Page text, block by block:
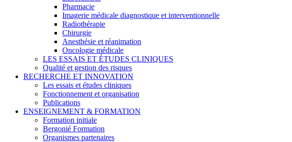
Pharmacie
Imagerie médicale diagnostique et interventionnelle
Radiothérapie
Chirurgie
Anesthésie et réanimation
Oncologie médicale
LES ESSAIS ET ÉTUDES CLINIQUES
Qualité et gestion des risques
RECHERCHE ET INNOVATION
Les essais et études cliniques
Fonctionnement et organisation
Publications
ENSEIGNEMENT & FORMATION
Formation initiale
Bergonié Formation
Organismes partenaires